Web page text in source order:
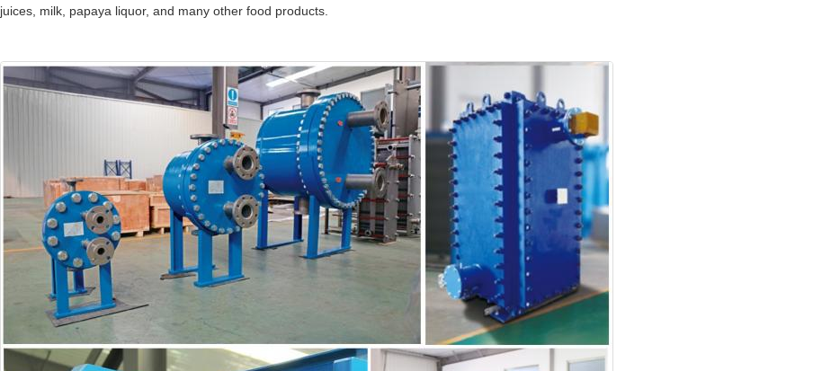
juices, milk, papaya liquor, and many other food products.